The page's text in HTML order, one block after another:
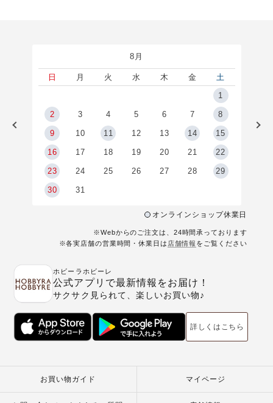
8月
日 月 火 水 木 金
土
1
2 3 4 5 6 7 8
9 10 11 12 13 14 15
16 17 18 19 20 21 22
23 24 25 26 27 28 29
30 31
オンラインショップ休業日
※Webからのご注文は、24時間承っております
※各実店舗の営業時間・休業日は 店舗情報 をご覧ください
ホビーラホビーレ
公式アプリで最新情報をお届け！
サクサク見られて、楽しいお買い物♪
詳しくはこちら
お買い物ガイド マイページ